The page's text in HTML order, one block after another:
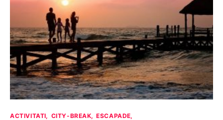
ACTIVITATI CITY-BREAK
ESCAPADE